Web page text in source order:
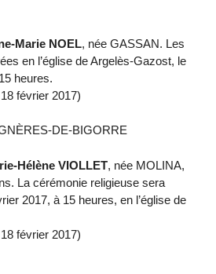
Marie NOEL, née GASSAN. Les
en l’église de Argelès-Gazost, le
heures.
février 2017)
DE-BIGORRE
Hélène VIOLLET, née MOLINA,
La cérémonie religieuse sera
2017, à 15 heures, en l’église de
février 2017)